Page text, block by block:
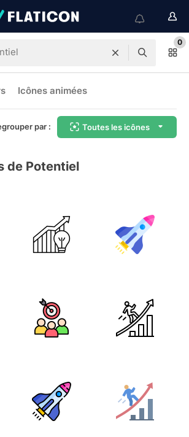
0
Icônes animées
par : Toutes les icônes
de Potentiel